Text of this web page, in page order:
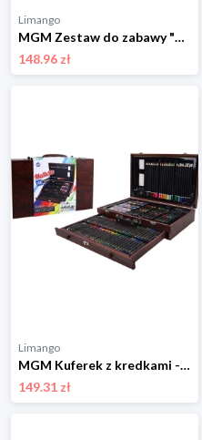
Limango
MGM Zestaw do zabawy "Trottifun Finger Skates" - 3+ rozmiar: onesize
148.96 zł
Limango
MGM Kuferek z kredkami - 5+ rozmiar: onesize
149.31 zł